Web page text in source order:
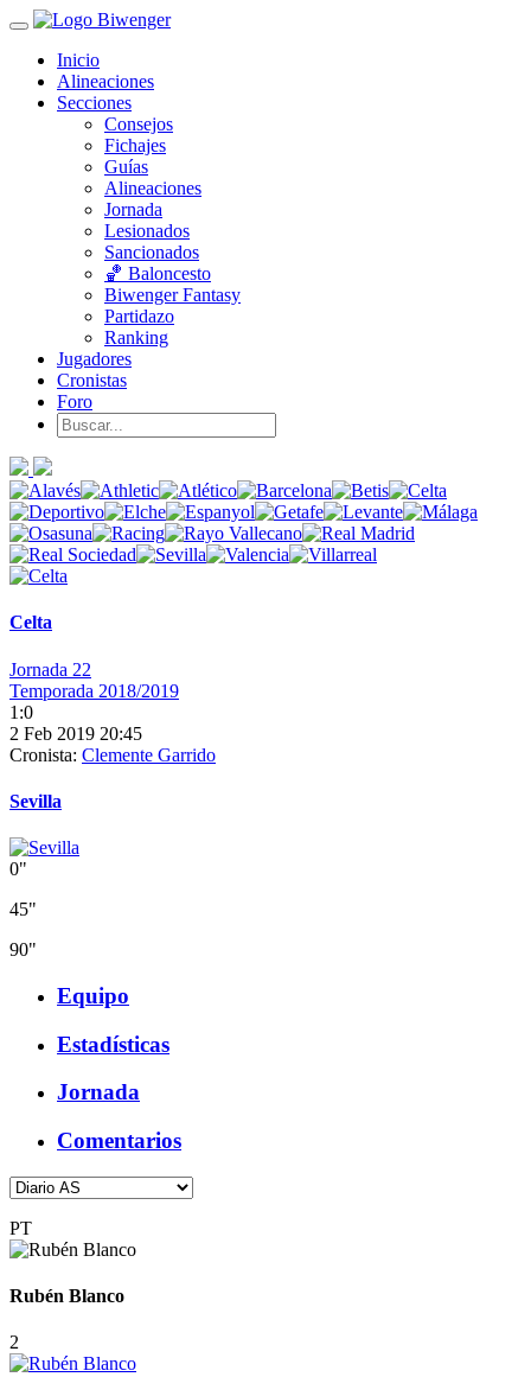
Inicio
Alineaciones
Secciones
Consejos
Fichajes
Guías
Alineaciones
Jornada
Lesionados
Sancionados
🏀 Baloncesto
Biwenger Fantasy
Partidazo
Ranking
Jugadores
Cronistas
Foro
Celta
Jornada 22
Temporada 2018/2019
1:0
2 Feb 2019 20:45
Cronista: Clemente Garrido
Sevilla
0"
45"
90"
Equipo
Estadísticas
Jornada
Comentarios
PT
Rubén Blanco
2